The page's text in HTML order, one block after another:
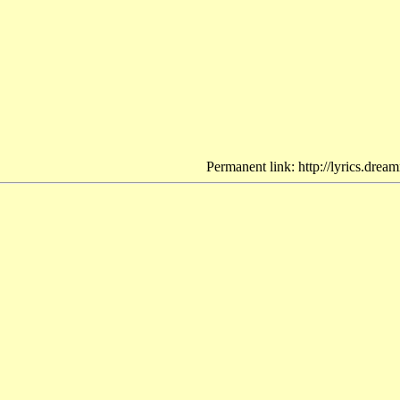
Permanent link: http://